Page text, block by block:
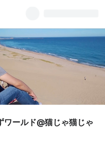
ワールド@猫じゃ猫じゃ